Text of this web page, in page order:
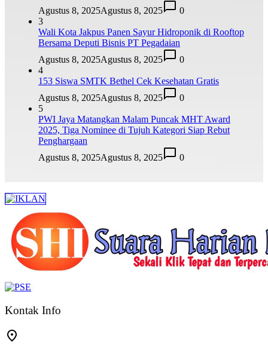
Agustus 8, 2025Agustus 8, 2025
0
3
Wali Kota Jakpus Panen Sayur Hidroponik di Rooftop
Bersama Deputi Bisnis PT Pegadaian
Agustus 8, 2025Agustus 8, 2025
0
4
153 Siswa SMTK Bethel Cek Kesehatan Gratis
Agustus 8, 2025Agustus 8, 2025
0
5
PWI Jaya Matangkan Malam Puncak MHT Award
2025, Tiga Nominee di Tujuh Kategori Siap Rebut
Penghargaan
Agustus 8, 2025Agustus 8, 2025 0
Kontak Info